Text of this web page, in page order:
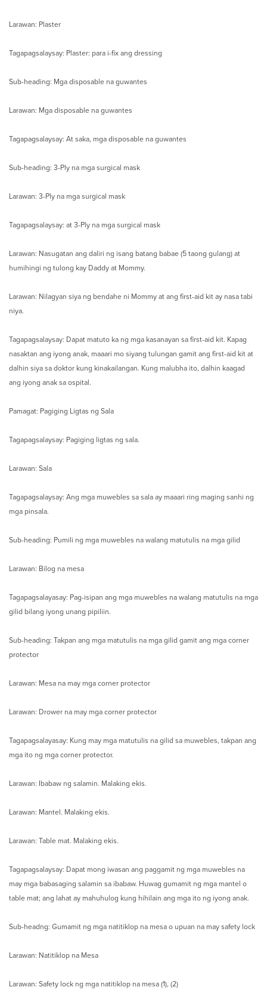
Larawan: Plaster
Tagapagsalaysay: Plaster: para i-fix ang dressing
Sub-heading: Mga disposable na guwantes
Larawan: Mga disposable na guwantes
Tagapagsalaysay: At saka, mga disposable na guwantes
Sub-heading: 3-Ply na mga surgical mask
Larawan: 3-Ply na mga surgical mask
Tagapagsalaysay: at 3-Ply na mga surgical mask
Larawan: Nasugatan ang daliri ng isang batang babae (5 taong gulang) at
humihingi ng tulong kay Daddy at Mommy.
Larawan: Nilagyan siya ng bendahe ni Mommy at ang first-aid kit ay nasa tabi
niya.
Tagapagsalaysay: Dapat matuto ka ng mga kasanayan sa first-aid kit. Kapag
nasaktan ang iyong anak, maaari mo siyang tulungan gamit ang first-aid kit at
dalhin siya sa doktor kung kinakailangan. Kung malubha ito, dalhin kaagad
ang iyong anak sa ospital.
Pamagat: Pagiging Ligtas ng Sala
Tagapagsalaysay: Pagiging ligtas ng sala.
Larawan: Sala
Tagapagsalaysay: Ang mga muwebles sa sala ay maaari ring maging sanhi ng
mga pinsala.
Sub-heading: Pumili ng mga muwebles na walang matutulis na mga gilid
Larawan: Bilog na mesa
Tagapagsalayasay: Pag-isipan ang mga muwebles na walang matutulis na mga
gilid bilang iyong unang pipiliin.
Sub-heading: Takpan ang mga matutulis na mga gilid gamit ang mga corner
protector
Larawan: Mesa na may mga corner protector
Larawan: Drower na may mga corner protector
Tagapagsalayasay: Kung may mga matutulis na gilid sa muwebles, takpan ang
mga ito ng mga corner protector.
Larawan: Ibabaw ng salamin. Malaking ekis.
Larawan: Mantel. Malaking ekis.
Larawan: Table mat. Malaking ekis.
Tagapagsalaysay: Dapat mong iwasan ang paggamit ng mga muwebles na
may mga babasaging salamin sa ibabaw. Huwag gumamit ng mga mantel o
table mat; ang lahat ay mahuhulog kung hihilain ang mga ito ng iyong anak.
Sub-headng: Gumamit ng mga natitiklop na mesa o upuan na may safety lock
Larawan: Natitiklop na Mesa
Larawan: Safety lock ng mga natitiklop na mesa (1), (2)